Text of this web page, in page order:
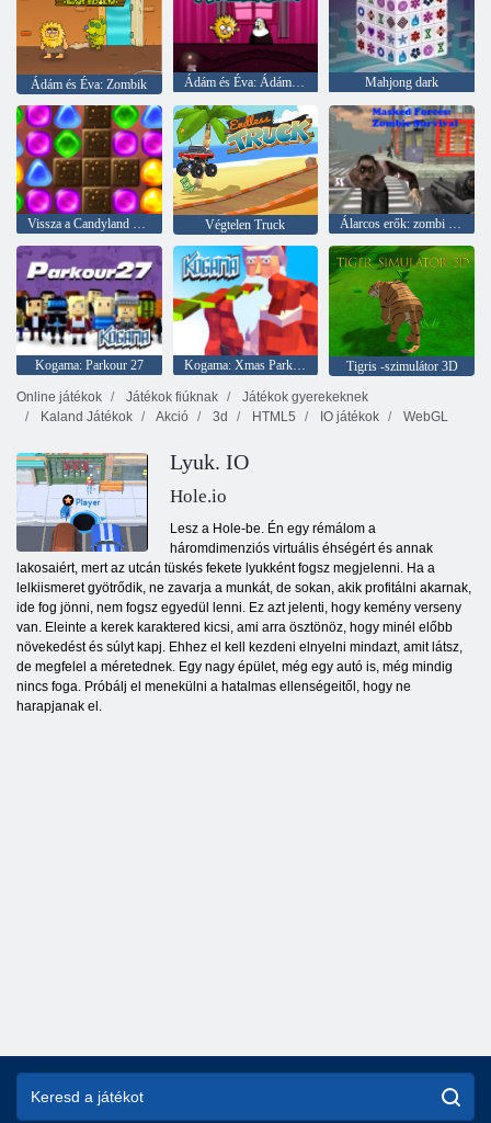
Ádám és Éva: Zombik Ádám és Éva: Ádám Ghost Mahjong dark
Vissza a Candyland 2 -hez Végtelen Truck Álarcos erők: zombi túlélés
Kogama: Parkour 27 Kogama: Xmas Parkour
Tigris -szimulátor 3D
Online játékok
Játékok fiúknak
Játékok gyerekeknek
Kaland Játékok
Akció 3d HTML5 IO játékok WebGL
Lyuk. IO
Hole.io
Lesz a Hole-be. Én egy rémálom a
háromdimenziós virtuális éhségért és annak
lakosaiért, mert az utcán tüskés fekete lyukként fogsz megjelenni. Ha a
lelkiismeret gyötrődik, ne zavarja a munkát, de sokan, akik profitálni akarnak,
ide fog jönni, nem fogsz egyedül lenni. Ez azt jelenti, hogy kemény verseny
van. Eleinte a kerek karaktered kicsi, ami arra ösztönöz, hogy minél előbb
növekedést és súlyt kapj. Ehhez el kell kezdeni elnyelni mindazt, amit látsz,
de megfelel a méretednek. Egy nagy épület, még egy autó is, még mindig
nincs foga. Próbálj el menekülni a hatalmas ellenségeitől, hogy ne
harapjanak el.